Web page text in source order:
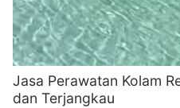
Jasa Perawatan Kolam
dan Terjangkau